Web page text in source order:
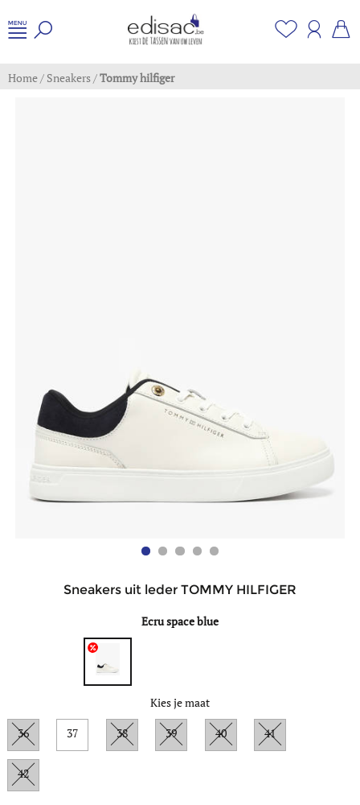
Home/ Sneakers/Tommy hilfiger
Sneakers uit leder TOMMY HILFIGER
Ecru space blue
Kies je maat
36
37 38 39 40 41
42